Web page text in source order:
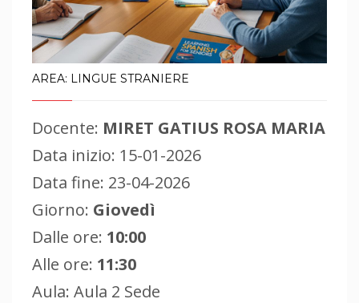
AREA: LINGUE STRANIERE
Docente: MIRET GATIUS ROSA MARIA
Data inizio: 15-01-2026
Data fine: 23-04-2026
Giorno: Giovedì
Dalle ore: 10:00
Alle ore: 11:30
Aula: Aula 2 Sede